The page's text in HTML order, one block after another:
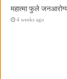
महात्मा फुले
4 weeks ago